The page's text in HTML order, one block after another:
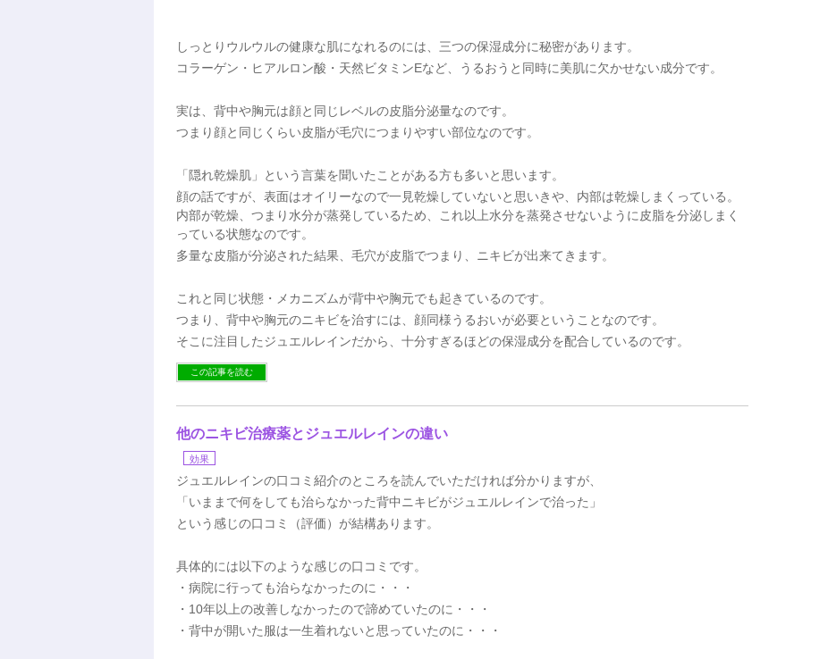
しっとりウルウルの健康な肌になれるのには、三つの保湿成分に秘密があります。
コラーゲン・ヒアルロン酸・天然ビタミンEなど、うるおうと同時に美肌に欠かせない成分です。
実は、背中や胸元は顔と同じレベルの皮脂分泌量なのです。
つまり顔と同じくらい皮脂が毛穴につまりやすい部位なのです。
「隠れ乾燥肌」という言葉を聞いたことがある方も多いと思います。
顔の話ですが、表面はオイリーなので一見乾燥していないと思いきや、内部は乾燥しまくっている。
内部が乾燥、つまり水分が蒸発しているため、これ以上水分を蒸発させないように皮脂を分泌しまく
っている状態なのです。
多量な皮脂が分泌された結果、毛穴が皮脂でつまり、ニキビが出来てきます。
これと同じ状態・メカニズムが背中や胸元でも起きているのです。
つまり、背中や胸元のニキビを治すには、顔同様うるおいが必要ということなのです。
そこに注目したジュエルレインだから、十分すぎるほどの保湿成分を配合しているのです。
この記事を読む
他のニキビ治療薬とジュエルレインの違い
効果
ジュエルレインの口コミ紹介のところを読んでいただければ分かりますが、
「いままで何をしても治らなかった背中ニキビがジュエルレインで治った」
という感じの口コミ（評価）が結構あります。
具体的には以下のような感じの口コミです。
・病院に行っても治らなかったのに・・・
・10年以上の改善しなかったので諦めていたのに・・・
・背中が開いた服は一生着れないと思っていたのに・・・